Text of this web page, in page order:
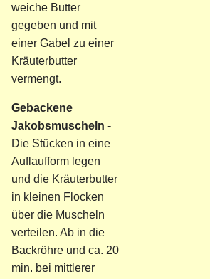
weiche Butter
gegeben und mit
einer Gabel zu einer
Kräuterbutter
vermengt.
Gebackene
Jakobsmuscheln -
Die Stücken in eine
Auflaufform legen
und die Kräuterbutter
in kleinen Flocken
über die Muscheln
verteilen. Ab in die
Backröhre und ca. 20
min. bei mittlerer